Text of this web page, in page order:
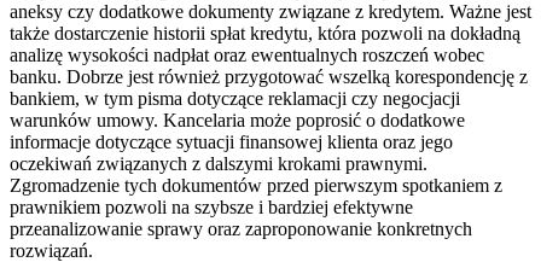
aneksy czy dodatkowe dokumenty związane z kredytem. Ważne jest
także dostarczenie historii spłat kredytu, która pozwoli na dokładną
analizę wysokości nadpłat oraz ewentualnych roszczeń wobec
banku. Dobrze jest również przygotować wszelką korespondencję z
bankiem, w tym pisma dotyczące reklamacji czy negocjacji
warunków umowy. Kancelaria może poprosić o dodatkowe
informacje dotyczące sytuacji finansowej klienta oraz jego
oczekiwań związanych z dalszymi krokami prawnymi.
Zgromadzenie tych dokumentów przed pierwszym spotkaniem z
prawnikiem pozwoli na szybsze i bardziej efektywne
przeanalizowanie sprawy oraz zaproponowanie konkretnych
rozwiązań.